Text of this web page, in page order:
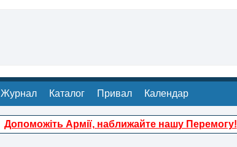
Журнал Каталог Привал Календар
Допоможіть Армії, наближайте нашу Перемогу!